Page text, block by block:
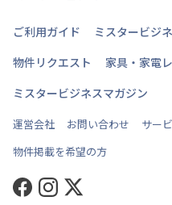
ご利用ガイド
ミスタービジ
物件リクエスト
家具・家電
ミスタービジネスマガジン
運営会社 お問い合わせ サー
物件掲載を希望の方
Facebook
Instagram
Twitter